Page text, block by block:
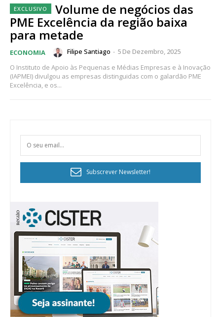
Volume de negócios das
PME Excelência da região baixa
para metade
ECONOMIA Filipe Santiago - 5 De Dezembro, 2025
O Instituto de Apoio às Pequenas e Médias Empresas e à Inovação
(IAPMEI) divulgou as empresas distinguidas com o galardão PME
Excelência, e os...
Subscrever Newsletter!